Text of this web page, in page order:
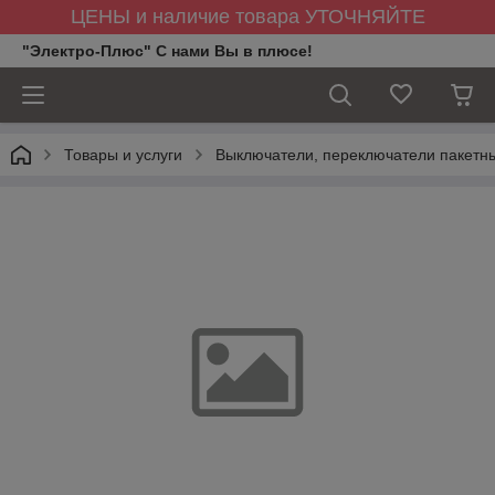
ЦЕНЫ и наличие товара УТОЧНЯЙТЕ
"Электро-Плюс" С нами Вы в плюсе!
Товары и услуги Выключатели, переключатели